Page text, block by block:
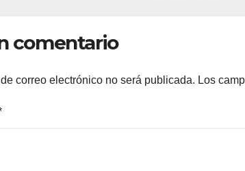
comentario
correo electrónico no será publicada. Los